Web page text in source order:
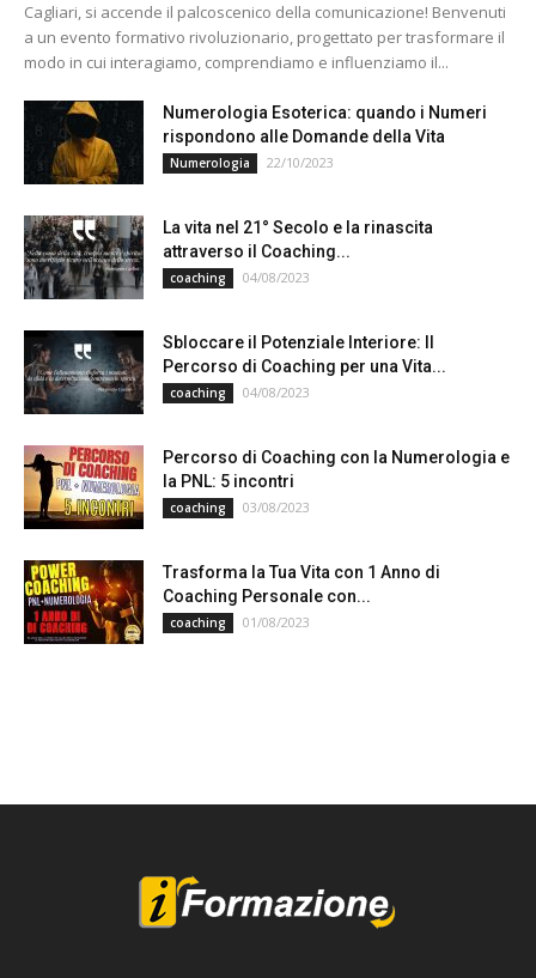
Cagliari, si accende il palcoscenico della comunicazione! Benvenuti
a un evento formativo rivoluzionario, progettato per trasformare il
modo in cui interagiamo, comprendiamo e influenziamo il...
Numerologia Esoterica: quando i Numeri
rispondono alle Domande della Vita
Numerologia 22/10/2023
La vita nel 21° Secolo e la rinascita
attraverso il Coaching...
coaching 04/08/2023
Sbloccare il Potenziale Interiore: Il
Percorso di Coaching per una Vita...
coaching 04/08/2023
Percorso di Coaching con la Numerologia e
la PNL: 5 incontri
coaching 03/08/2023
Trasforma la Tua Vita con 1 Anno di
Coaching Personale con...
coaching 01/08/2023